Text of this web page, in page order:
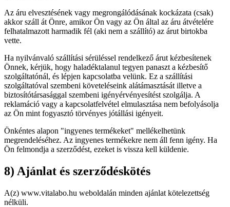
Az áru elvesztésének vagy megrongálódásának kockázata (csak)
akkor száll át Önre, amikor Ön vagy az Ön által az áru átvételére
felhatalmazott harmadik fél (aki nem a szállító) az árut birtokba
vette.
Ha nyilvánvaló szállítási sérüléssel rendelkező árut kézbesítenek
Önnek, kérjük, hogy haladéktalanul tegyen panaszt a kézbesítő
szolgáltatónál, és lépjen kapcsolatba velünk. Ez a szállítási
szolgáltatóval szembeni követeléseink alátámasztását illetve a
biztosítótársasággal szembeni igényérvényesítést szolgálja. A
reklamáció vagy a kapcsolatfelvétel elmulasztása nem befolyásolja
az Ön mint fogyasztó törvényes jótállási igényeit.
Önkéntes alapon "ingyenes termékeket" mellékelhetünk
megrendeléséhez. Az ingyenes termékekre nem áll fenn igény. Ha
Ön felmondja a szerződést, ezeket is vissza kell küldenie.
8) Ajánlat és szerződéskötés
A(z) www.vitalabo.hu weboldalán minden ajánlat kötelezettség
nélküli.